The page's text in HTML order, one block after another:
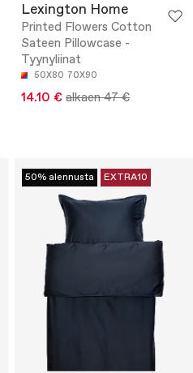
Lexington Home
Printed Flowers Cotton
Sateen Pillowcase -
Tyynyliinat
50X80 70X90
14.10 € alkaen 47 €
50% alennusta EXTRA10